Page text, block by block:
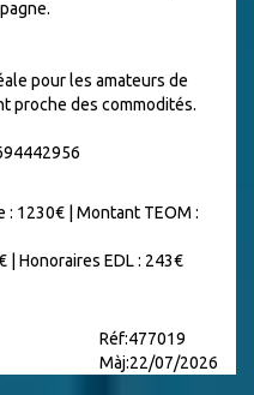
pour les amateurs de
proche des commodités.
: 1230€ | Montant TEOM :
| Honoraires EDL : 243€
Réf:477019
Màj:22/07/2026